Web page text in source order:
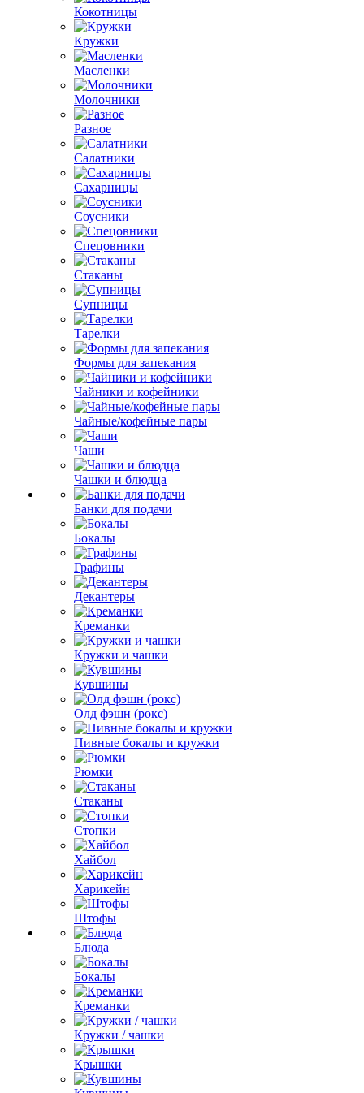
Кокотницы
Кружки
Масленки
Молочники
Разное
Салатники
Сахарницы
Соусники
Спецовники
Стаканы
Супницы
Тарелки
Формы для запекания
Чайники и кофейники
Чайные/кофейные пары
Чаши
Чашки и блюдца
Банки для подачи
Бокалы
Графины
Декантеры
Креманки
Кружки и чашки
Кувшины
Олд фэшн (рокс)
Пивные бокалы и кружки
Рюмки
Стаканы
Стопки
Хайбол
Харикейн
Штофы
Блюда
Бокалы
Креманки
Кружки / чашки
Крышки